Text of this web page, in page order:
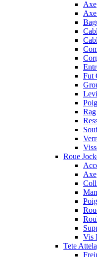
Axe
Fut
Rag
Roue
Axe
Vis
Tete